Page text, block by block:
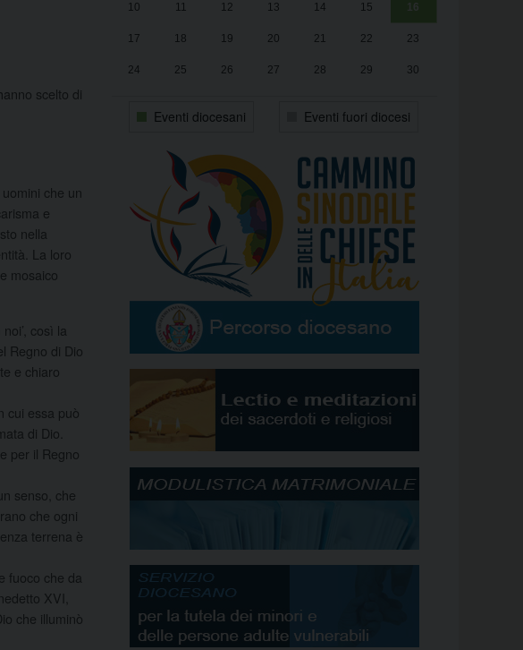
scelto di
che un
e
nella
La loro
mosaico
così la
Regno di Dio
e chiaro
cui essa può
di Dio.
per il Regno
senso, che
che ogni
terrena è
fuoco che da
XVI,
che illuminò
10 11 12 13 14 15 16
17 18 19 20 21 22 23
24 25 26 27 28 29 30
Eventi diocesani Eventi fuori diocesi